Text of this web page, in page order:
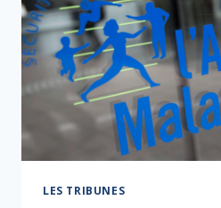
LES TRIBUNES